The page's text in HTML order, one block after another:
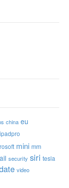
china eu
ipadpro
mini mm
security siri tesla
video